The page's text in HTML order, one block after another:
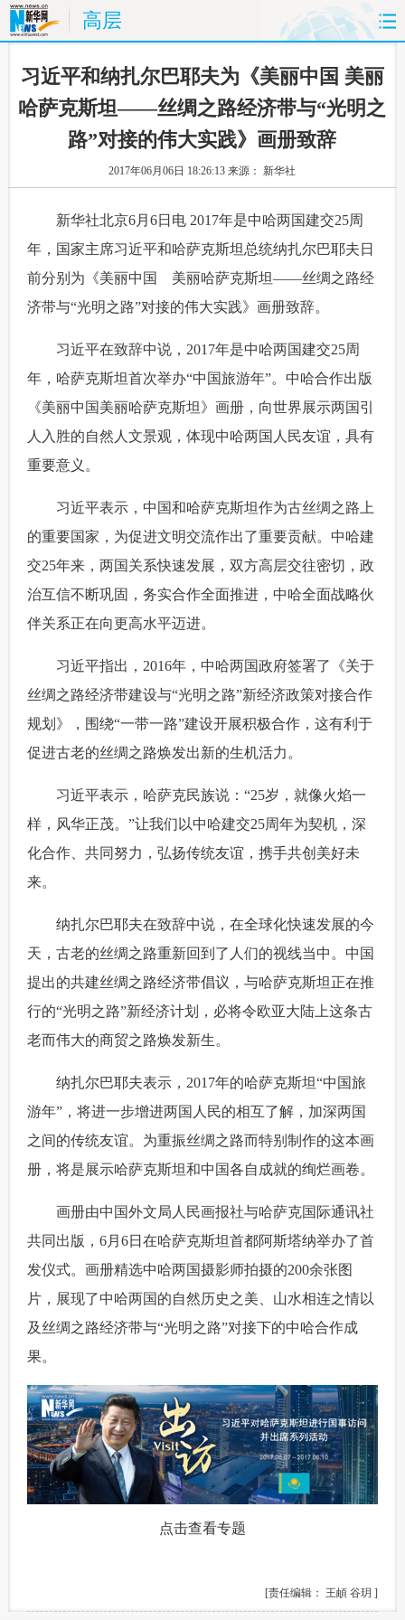
高层
首页 时政 国际 财经
娱乐 体育 人事 教育
科技 能源 房产 公司
图片 视频 彩票
旅游 健康 信息化 数据
金融 公益 军事 无人机
富媒体 摄影 新华广播
习近平和纳扎尔巴耶夫为《美丽中国 美丽
哈萨克斯坦——丝绸之路经济带与“光明之
路”对接的伟大实践》画册致辞
2017年06月06日 18:26:13来源： 新华社
新华社北京6月6日电 2017年是中哈两国建交25周
年，国家主席习近平和哈萨克斯坦总统纳扎尔巴耶夫日
前分别为《美丽中国 美丽哈萨克斯坦——丝绸之路经
济带与“光明之路”对接的伟大实践》画册致辞。
习近平在致辞中说，2017年是中哈两国建交25周
年，哈萨克斯坦首次举办“中国旅游年”。中哈合作出版
《美丽中国美丽哈萨克斯坦》画册，向世界展示两国引
人入胜的自然人文景观，体现中哈两国人民友谊，具有
重要意义。
习近平表示，中国和哈萨克斯坦作为古丝绸之路上
的重要国家，为促进文明交流作出了重要贡献。中哈建
交25年来，两国关系快速发展，双方高层交往密切，政
治互信不断巩固，务实合作全面推进，中哈全面战略伙
伴关系正在向更高水平迈进。
习近平指出，2016年，中哈两国政府签署了《关于
丝绸之路经济带建设与“光明之路”新经济政策对接合作
规划》，围绕“一带一路”建设开展积极合作，这有利于
促进古老的丝绸之路焕发出新的生机活力。
习近平表示，哈萨克民族说：“25岁，就像火焰一
样，风华正茂。”让我们以中哈建交25周年为契机，深
化合作、共同努力，弘扬传统友谊，携手共创美好未
来。
纳扎尔巴耶夫在致辞中说，在全球化快速发展的今
天，古老的丝绸之路重新回到了人们的视线当中。中国
提出的共建丝绸之路经济带倡议，与哈萨克斯坦正在推
行的“光明之路”新经济计划，必将令欧亚大陆上这条古
老而伟大的商贸之路焕发新生。
纳扎尔巴耶夫表示，2017年的哈萨克斯坦“中国旅
游年”，将进一步增进两国人民的相互了解，加深两国
之间的传统友谊。为重振丝绸之路而特别制作的这本画
册，将是展示哈萨克斯坦和中国各自成就的绚烂画卷。
画册由中国外文局人民画报社与哈萨克国际通讯社
共同出版，6月6日在哈萨克斯坦首都阿斯塔纳举办了首
发仪式。画册精选中哈两国摄影师拍摄的200余张图
片，展现了中哈两国的自然历史之美、山水相连之情以
及丝绸之路经济带与“光明之路”对接下的中哈合作成
果。
点击查看专题
[责任编辑： 王頔 谷玥 ]